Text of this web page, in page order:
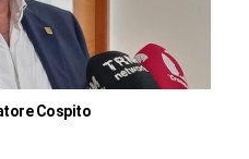
Cospito